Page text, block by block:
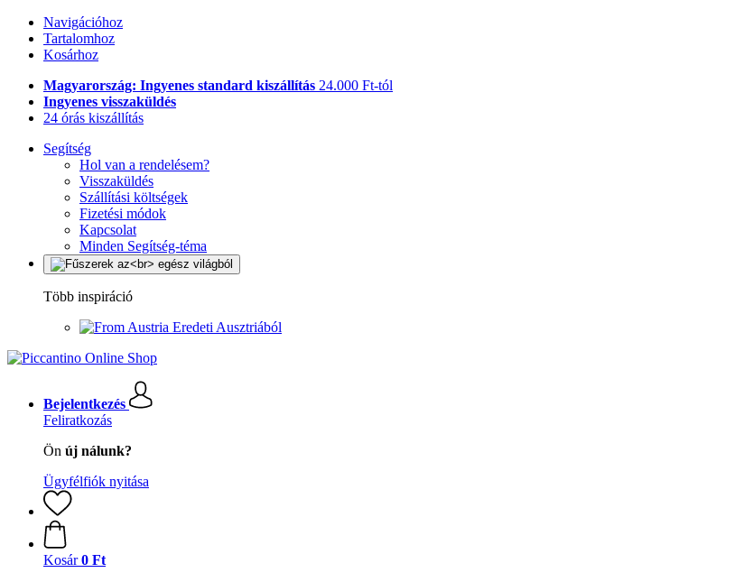
Navigációhoz
Tartalomhoz
Kosárhoz
Magyarország: Ingyenes standard kiszállítás 24.000 Ft-tól
Ingyenes visszaküldés
24 órás kiszállítás
Segítség
Hol van a rendelésem?
Visszaküldés
Szállítási költségek
Fizetési módok
Kapcsolat
Minden Segítség-téma
Több inspiráció
Eredeti Ausztriából
Bejelentkezés
Feliratkozás
Ön új nálunk?
Ügyfélfiók nyitása
Kosár 0 Ft